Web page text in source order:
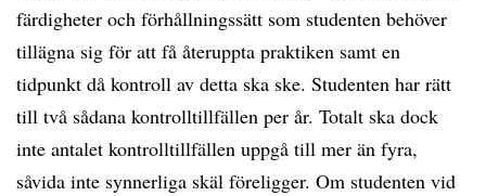
färdigheter och förhållningssätt som studenten behöver
tillägna sig för att få återuppta praktiken samt en
tidpunkt då kontroll av detta ska ske. Studenten har rätt
till två sådana kontrolltillfällen per år. Totalt ska dock
inte antalet kontrolltillfällen uppgå till mer än fyra,
såvida inte synnerliga skäl föreligger. Om studenten vid